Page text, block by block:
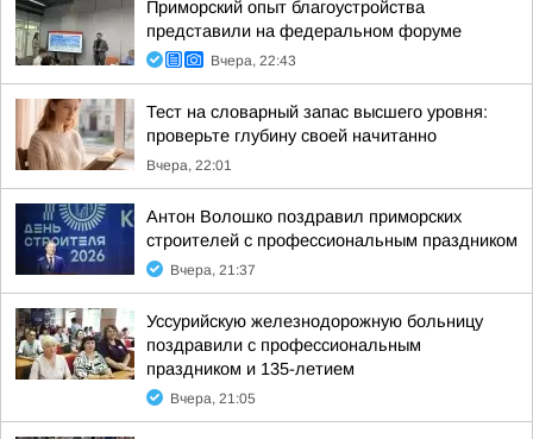
Приморский опыт благоустройства
представили на федеральном форуме
Вчера, 22:43
Тест на словарный запас высшего уровня:
проверьте глубину своей начитанно
Вчера, 22:01
Антон Волошко поздравил приморских
строителей с профессиональным праздником
Вчера, 21:37
Уссурийскую железнодорожную больницу
поздравили с профессиональным
праздником и 135-летием
Вчера, 21:05